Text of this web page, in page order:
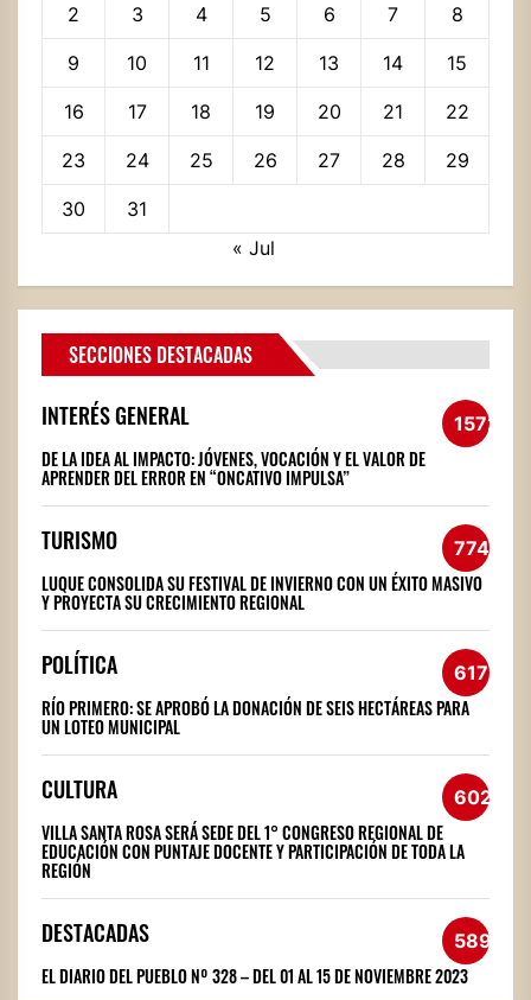
2 3 4 5 6 7 8
9 10 11 12 13 14 15
16 17 18 19 20 21 22
23 24 25 26 27 28 29
30
31
« Jul
SECCIONES DESTACADAS
INTERÉS GENERAL 1572
DE LA IDEA AL IMPACTO: JÓVENES, VOCACIÓN Y EL VALOR DE
APRENDER DEL ERROR EN “ONCATIVO IMPULSA”
TURISMO 774
LUQUE CONSOLIDA SU FESTIVAL DE INVIERNO CON UN ÉXITO MASIVO
Y PROYECTA SU CRECIMIENTO REGIONAL
POLÍTICA 617
RÍO PRIMERO: SE APROBÓ LA DONACIÓN DE SEIS HECTÁREAS PARA
UN LOTEO MUNICIPAL
CULTURA 602
VILLA SANTA ROSA SERÁ SEDE DEL 1° CONGRESO REGIONAL DE
EDUCACIÓN CON PUNTAJE DOCENTE Y PARTICIPACIÓN DE TODA LA
REGIÓN
DESTACADAS 589
EL DIARIO DEL PUEBLO Nº 328 – DEL 01 AL 15 DE NOVIEMBRE 2023